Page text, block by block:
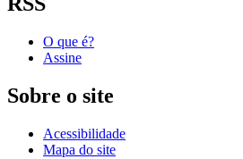
O que é?
Assine
Sobre o site
Acessibilidade
Mapa do site